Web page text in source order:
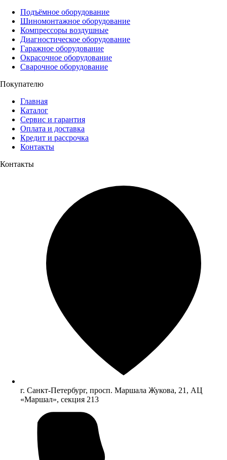
Подъёмное оборудование
Шиномонтажное оборудование
Компрессоры воздушные
Диагностическое оборудование
Гаражное оборудование
Окрасочное оборудование
Сварочное оборудование
Покупателю
Главная
Каталог
Сервис и гарантия
Оплата и доставка
Кредит и рассрочка
Контакты
Контакты
г. Санкт-Петербург, просп. Маршала Жукова, 21, АЦ
«Маршал», секция 213